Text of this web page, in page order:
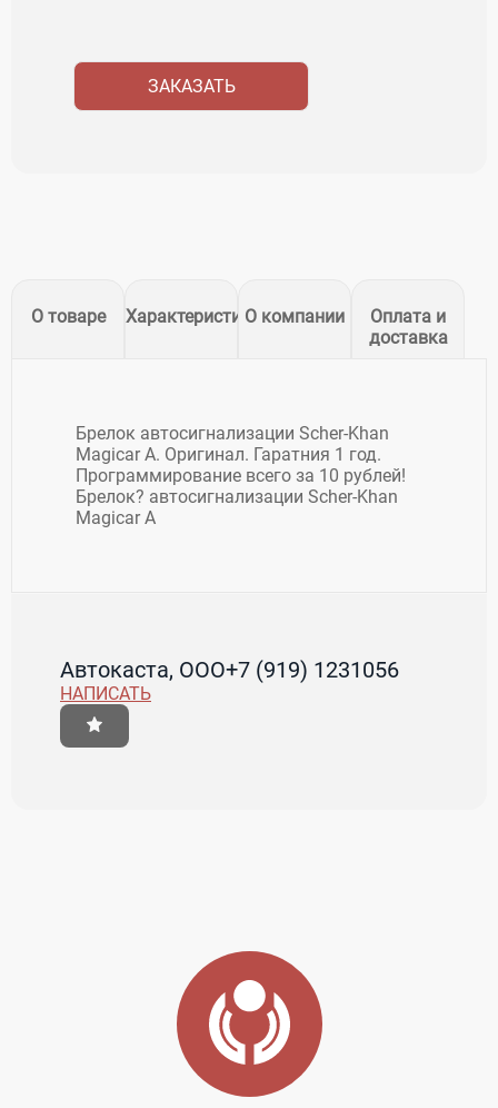
ЗАКАЗАТЬ
О товаре ХарактеристикиО компании
Оплата и
доставка
Брелок автосигнализации Scher-Khan
Magicar A. Оригинал. Гаратния 1 год.
Программирование всего за 10 рублей!
Брелок? автосигнализации Scher-Khan
Magicar A
Автокаста, ООО+7 (919) 1231056
НАПИСАТЬ